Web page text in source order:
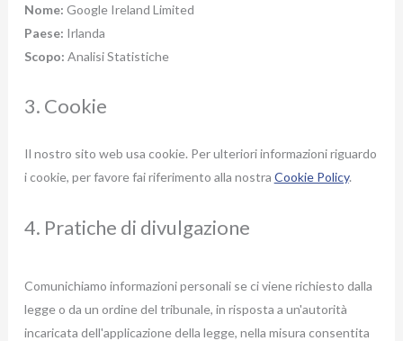
Nome: Google Ireland Limited
Paese: Irlanda
Scopo: Analisi Statistiche
3. Cookie
Il nostro sito web usa cookie. Per ulteriori informazioni riguardo
i cookie, per favore fai riferimento alla nostra Cookie Policy.
4. Pratiche di divulgazione
Comunichiamo informazioni personali se ci viene richiesto dalla
legge o da un ordine del tribunale, in risposta a un'autorità
incaricata dell'applicazione della legge, nella misura consentita